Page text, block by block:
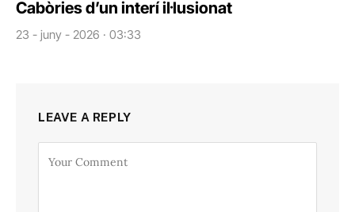
Cabòries d’un interí il·lusionat
23 - juny - 2026 · 03:33
LEAVE A REPLY